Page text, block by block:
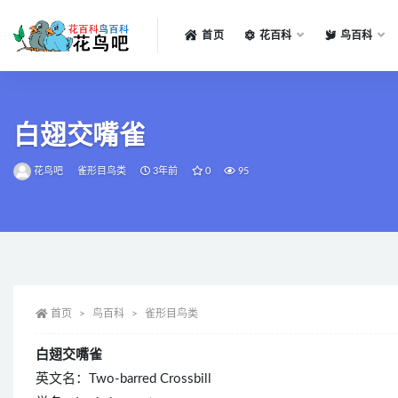
首页 花百科 鸟百科
白翅交嘴雀
花鸟吧 雀形目鸟类 3年前 0 95
首页 鸟百科 雀形目鸟类
白翅交嘴雀
英文名：Two-barred Crossbill